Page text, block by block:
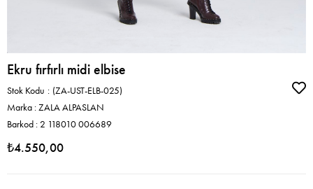
Ekru fırfırlı midi elbise
Stok Kodu
(ZA-UST-ELB-025)
Marka :ZALA ALPASLAN
Barkod : 2 118010 006689
₺4.550,00